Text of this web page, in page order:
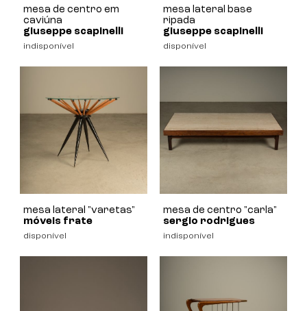
mesa de centro em
caviúna
giuseppe scapinelli
indisponível
mesa lateral base
ripada
giuseppe scapinelli
disponível
mesa lateral "varetas"
móveis frate
disponível
mesa de centro "carla"
sergio rodrigues
indisponível